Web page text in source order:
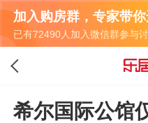
加入购房群，专家带
已有72490人加入微信群参与
希尔国际公馆